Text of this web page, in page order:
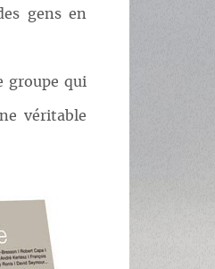
gens en
groupe qui
véritable